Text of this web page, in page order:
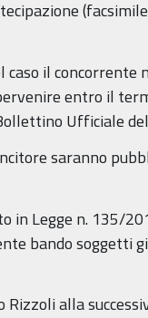
il concorrente
entro il
Ufficiale
saranno
in Legge n. 135/
bando soggetti
alla